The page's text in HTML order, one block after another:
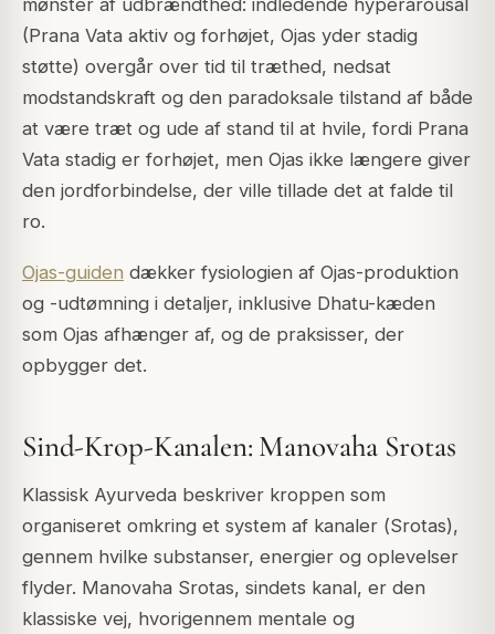
(Prana Vata aktiv og forhøjet, Ojas yder stadig
støtte) overgår over tid til træthed, nedsat
modstandskraft og den paradoksale tilstand af både
at være træt og ude af stand til at hvile, fordi Prana
Vata stadig er forhøjet, men Ojas ikke længere giver
den jordforbindelse, der ville tillade det at falde til
ro.
Ojas-guiden dækker fysiologien af Ojas-produktion
og -udtømning i detaljer, inklusive Dhatu-kæden
som Ojas afhænger af, og de praksisser, der
opbygger det.
Sind-Krop-Kanalen: Manovaha Srotas
Klassisk Ayurveda beskriver kroppen som
organiseret omkring et system af kanaler (Srotas),
gennem hvilke substanser, energier og oplevelser
flyder. Manovaha Srotas, sindets kanal, er den
klassiske vej, hvorigennem mentale og